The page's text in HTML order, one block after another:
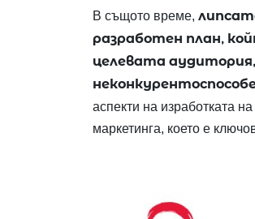
В същото време,
разработен план,
целевата
аспекти на изработката
маркетинга, което е